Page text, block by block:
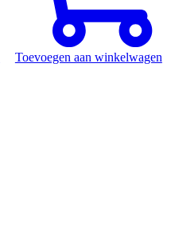
Toevoegen aan winkelwagen